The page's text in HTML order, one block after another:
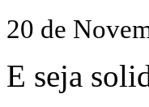
20 de
E seja